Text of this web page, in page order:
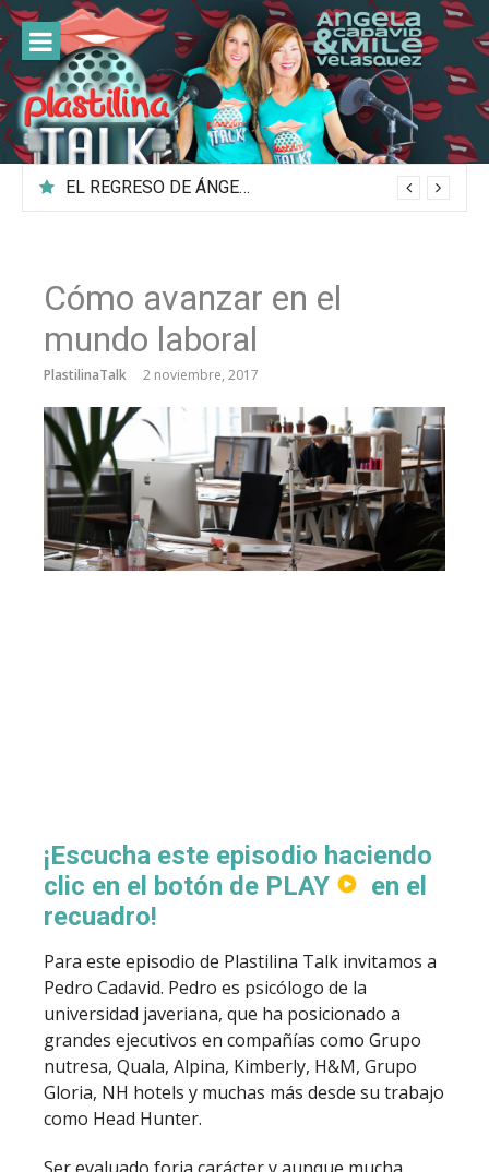
Ir
al
contenido
Plastilina
TALK
Ciencia y salud explicadas con Plastilina
EL REGRESO DE ÁNGELA
Cómo avanzar en el
mundo laboral
PlastilinaTalk 2 noviembre, 2017
¡Escucha este episodio haciendo
clic en el botón de PLAY
en el
recuadro!
Para este episodio de Plastilina Talk invitamos a
Pedro Cadavid. Pedro es psicólogo de la
universidad javeriana, que ha posicionado a
grandes ejecutivos en compañías como Grupo
nutresa, Quala, Alpina, Kimberly, H&M, Grupo
Gloria, NH hotels y muchas más desde su trabajo
como Head Hunter.